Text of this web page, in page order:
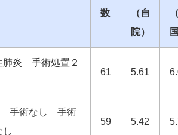
数
（自
院）
肺炎 手術処置２
61 5.61
手術なし 手術
59 5.42